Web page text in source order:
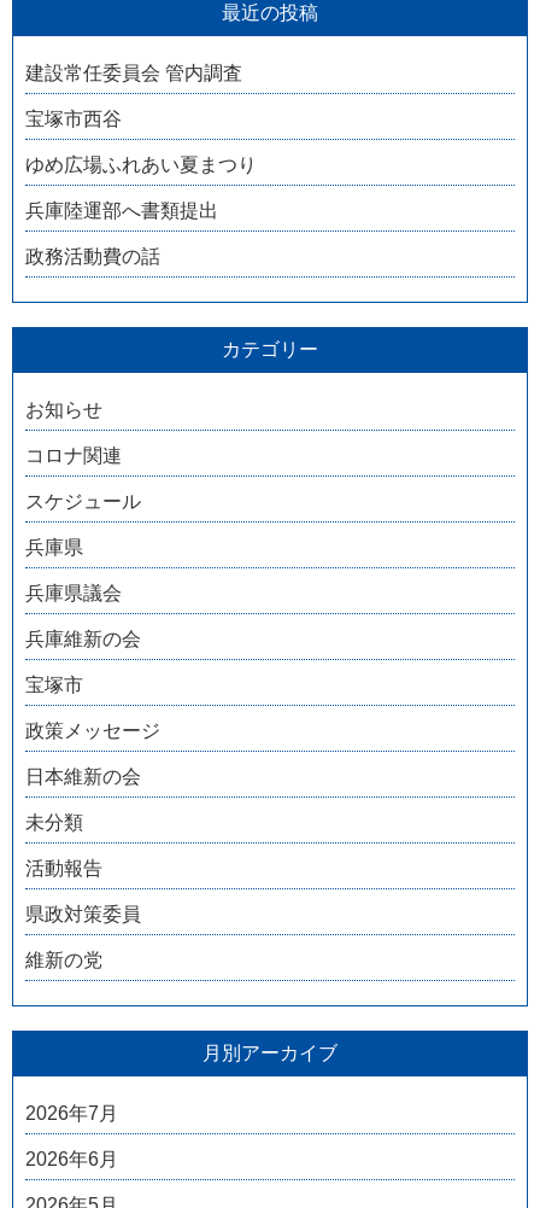
最近の投稿
建設常任委員会 管内調査
宝塚市西谷
ゆめ広場ふれあい夏まつり
兵庫陸運部へ書類提出
政務活動費の話
カテゴリー
お知らせ
コロナ関連
スケジュール
兵庫県
兵庫県議会
兵庫維新の会
宝塚市
政策メッセージ
日本維新の会
未分類
活動報告
県政対策委員
維新の党
月別アーカイブ
2026年7月
2026年6月